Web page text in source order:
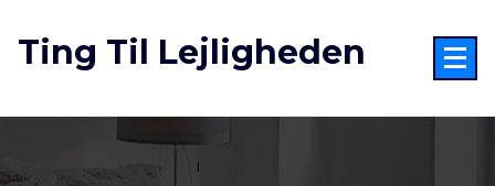
indhold
Ting Til Lejligheden